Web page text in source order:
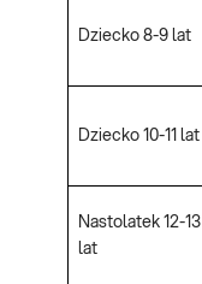
Dziecko 8-9 lat
Dziecko 10-11 lat
Nastolatek 12-13
lat